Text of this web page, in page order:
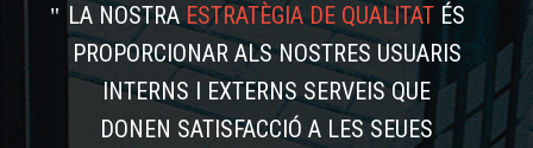
LA NOSTRAESTRATÈGIA DE QUALITAT ÉS
PROPORCIONAR ALS NOSTRES USUARIS
INTERNS I EXTERNS SERVEIS QUE
DONEN SATISFACCIÓ A LES SEUES